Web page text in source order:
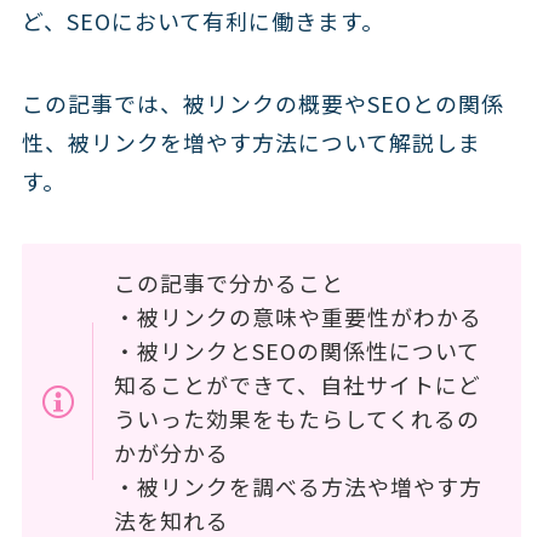
ど、SEOにおいて有利に働きます。
この記事では、被リンクの概要やSEOとの関係
性、被リンクを増やす方法について解説しま
す。
この記事で分かること
・被リンクの意味や重要性がわかる
・被リンクとSEOの関係性について
知ることができて、自社サイトにど
ういった効果をもたらしてくれるの
かが分かる
・被リンクを調べる方法や増やす方
法を知れる